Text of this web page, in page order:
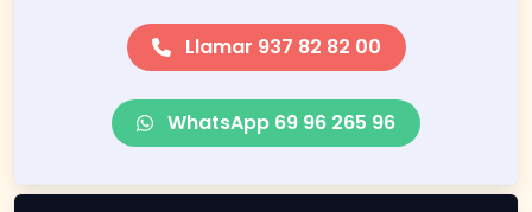
Llamar 937 82 82 00
WhatsApp 69 96 265 96